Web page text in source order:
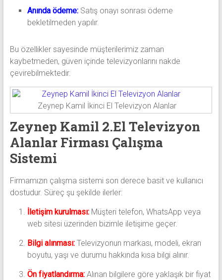
Anında ödeme:Satış onayı sonrası ödeme
bekletilmeden yapılır.
Bu özellikler sayesinde müşterilerimiz zaman
kaybetmeden, güven içinde televizyonlarını nakde
çevirebilmektedir.
Zeynep Kamil İkinci El Televizyon Alanlar
Zeynep Kamil 2.El Televizyon
Alanlar Firması Çalışma
Sistemi
Firmamızın çalışma sistemi son derece basit ve kullanıcı
dostudur. Süreç şu şekilde ilerler:
İletişim kurulması:Müşteri telefon, WhatsApp veya
web sitesi üzerinden bizimle iletişime geçer.
Bilgi alınması: Televizyonun markası, modeli, ekran
boyutu, yaşı ve durumu hakkında kısa bilgi alınır.
Ön fiyatlandırma:Alınan bilgilere göre yaklaşık bir fiyat